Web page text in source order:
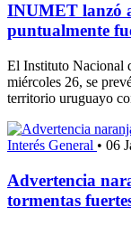
INUMET lanzó
puntualmente
El Instituto Nacional
miércoles 26, se
territorio uruguayo
Interés General • 06
Advertencia
tormentas